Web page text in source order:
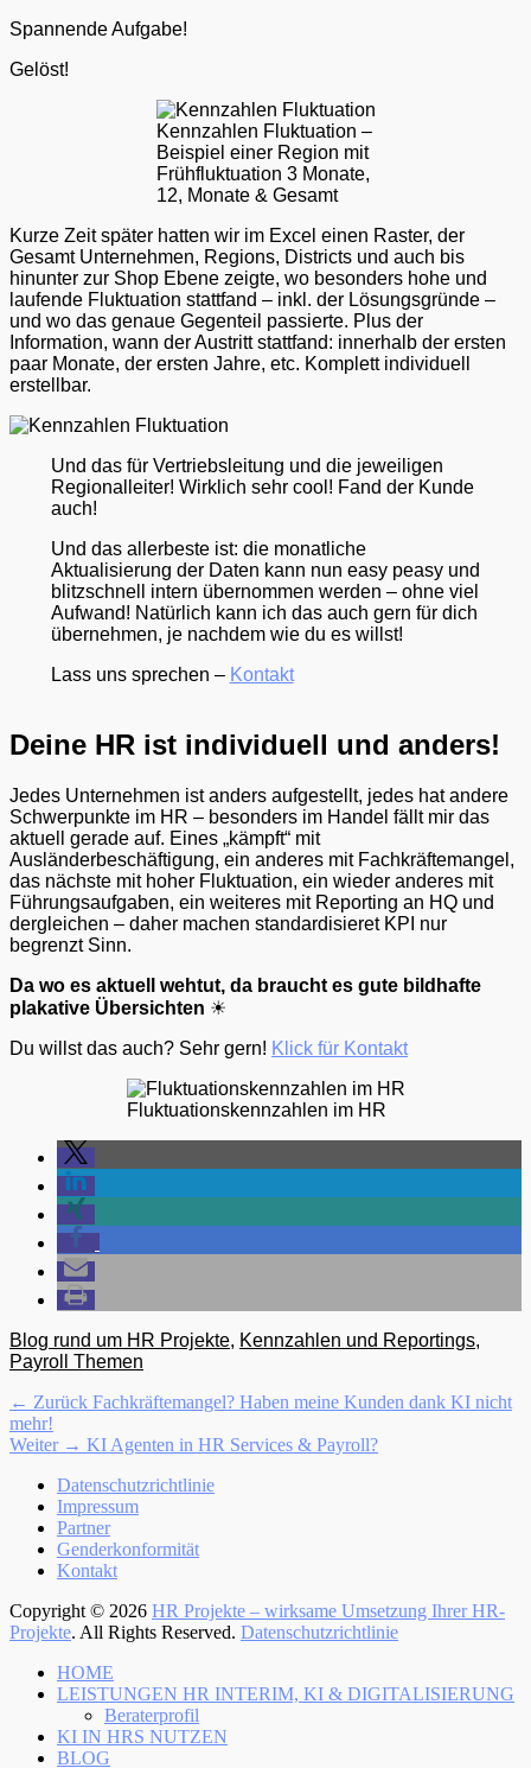
Spannende Aufgabe!
Gelöst!
Kennzahlen Fluktuation –
Beispiel einer Region mit
Frühfluktuation 3 Monate,
12, Monate & Gesamt
Kurze Zeit später hatten wir im Excel einen Raster, der
Gesamt Unternehmen, Regions, Districts und auch bis
hinunter zur Shop Ebene zeigte, wo besonders hohe und
laufende Fluktuation stattfand – inkl. der Lösungsgründe –
und wo das genaue Gegenteil passierte. Plus der
Information, wann der Austritt stattfand: innerhalb der ersten
paar Monate, der ersten Jahre, etc. Komplett individuell
erstellbar.
Und das für Vertriebsleitung und die jeweiligen
Regionalleiter! Wirklich sehr cool! Fand der Kunde
auch!
Und das allerbeste ist: die monatliche
Aktualisierung der Daten kann nun easy peasy und
blitzschnell intern übernommen werden – ohne viel
Aufwand! Natürlich kann ich das auch gern für dich
übernehmen, je nachdem wie du es willst!
Lass uns sprechen – Kontakt
Deine HR ist individuell und anders!
Jedes Unternehmen ist anders aufgestellt, jedes hat andere
Schwerpunkte im HR – besonders im Handel fällt mir das
aktuell gerade auf. Eines „kämpft“ mit
Ausländerbeschäftigung, ein anderes mit Fachkräftemangel,
das nächste mit hoher Fluktuation, ein wieder anderes mit
Führungsaufgaben, ein weiteres mit Reporting an HQ und
dergleichen – daher machen standardisieret KPI nur
begrenzt Sinn.
Da wo es aktuell wehtut, da braucht es gute bildhafte
plakative Übersichten ☀
Du willst das auch? Sehr gern! Klick für Kontakt
Fluktuationskennzahlen im HR
Kategorien
Blog rund um HR Projekte, Kennzahlen und Reportings,
Payroll Themen
Beitragsnavigation
← Zurück Vorhergehender
Fachkräftemangel? Haben meine Kunden dank KI nicht
mehr!
Weiter → Nächster
KI Agenten in HR Services & Payroll?
Menü
Fußzeile
Zum
Inhalt:
Datenschutzrichtlinie
Impressum
Partner
Genderkonformität
Kontakt
Copyright © 2026 HR Projekte – wirksame Umsetzung Ihrer HR-
Projekte. All Rights Reserved. Datenschutzrichtlinie
oben
HOME
LEISTUNGEN HR INTERIM, KI & DIGITALISIERUNG
Beraterprofil
KI IN HRS NUTZEN
BLOG